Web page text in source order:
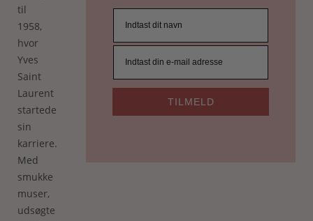
til
1958,
hvor
Yves
Saint
Laurent
startede
sin
karriere.
Med
smukke
muser,
udsøgte
TILMELD